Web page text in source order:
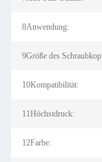
8Anwendung:
9Größe des
10Kompatibilität:
11Höchstdruck:
12Farbe: